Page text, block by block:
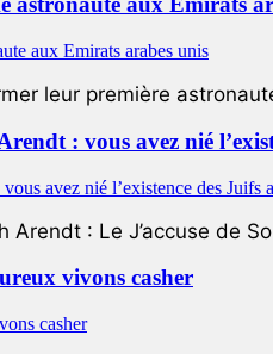
leur première
: vous avez nié
Arendt : Le J’accuse de
vivons casher